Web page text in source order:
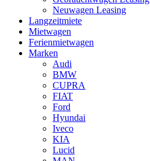
Neuwagen Leasing
Langzeitmiete
Mietwagen
Ferienmietwagen
Marken
Audi
BMW
CUPRA
FIAT
Ford
Hyundai
Iveco
KIA
Lucid